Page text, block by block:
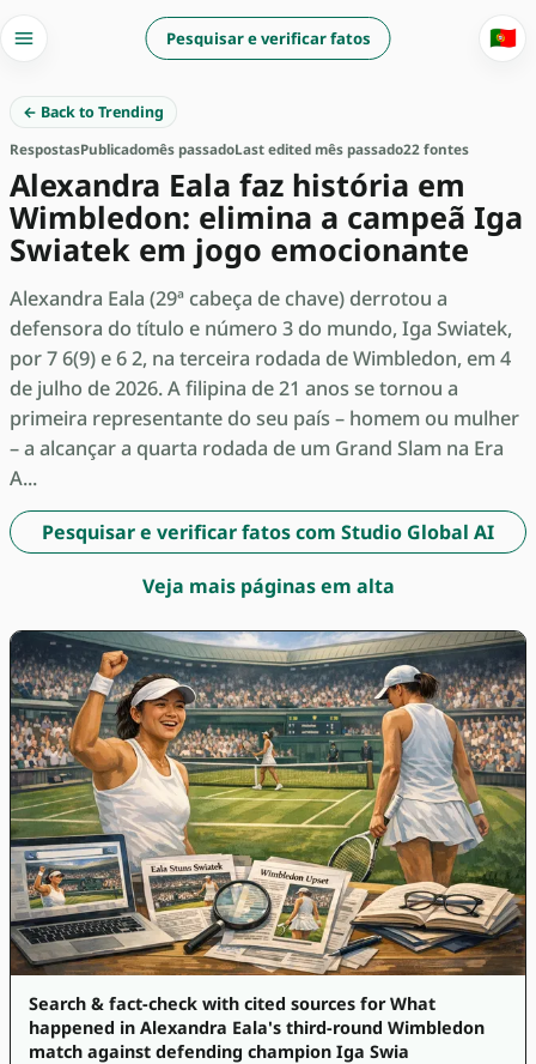
Pesquisar e verificar fatos 🇵🇹
← Back to Trending
RespostasPublicadomês passadoLast edited mês passado22 fontes
Alexandra Eala faz história em
Wimbledon: elimina a campeã Iga
Swiatek em jogo emocionante
Alexandra Eala (29ª cabeça de chave) derrotou a
defensora do título e número 3 do mundo, Iga Swiatek,
por 7 6(9) e 6 2, na terceira rodada de Wimbledon, em 4
de julho de 2026. A filipina de 21 anos se tornou a
primeira representante do seu país – homem ou mulher
– a alcançar a quarta rodada de um Grand Slam na Era
A...
Pesquisar e verificar fatos com Studio Global AI
Veja mais páginas em alta
Search & fact-check with cited sources for What
happened in Alexandra Eala's third-round Wimbledon
match against defending champion Iga Swia